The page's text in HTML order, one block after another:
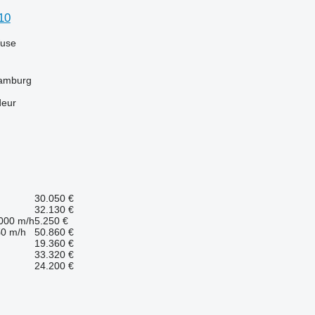
30.050 €
32.130 €
m/h5.250 €
m/h
50.860 €
19.360 €
33.320 €
24.200 €